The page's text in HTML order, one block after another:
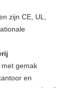
zijn CE, UL,
gemak
en